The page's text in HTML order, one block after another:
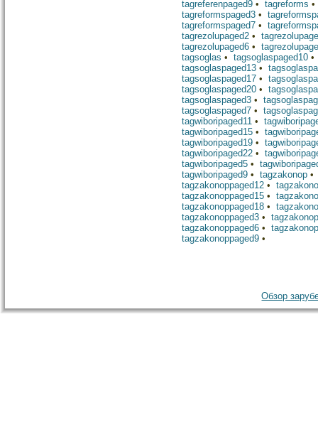
tagreferenpaged9 • tagreforms
tagreformspaged3 •
tagreformspaged7 •
tagrezolupaged2 •
tagrezolupaged6 •
tagsoglas • tagsoglaspaged10
tagsoglaspaged13 •
tagsoglaspaged17 •
tagsoglaspaged20 •
tagsoglaspaged3 •
tagsoglaspaged7 •
tagwiboripaged11 •
tagwiboripaged15 •
tagwiboripaged19 •
tagwiboripaged22 •
tagwiboripaged5 •
tagwiboripaged9 • tagzakonop
tagzakonoppaged12 •
tagzakonoppaged15 •
tagzakonoppaged18 •
tagzakonoppaged3 •
tagzakonoppaged6 •
tagzakonoppaged9 •
Обзор